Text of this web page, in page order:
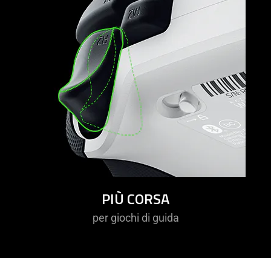
PIÙ CORSA
per giochi di guida